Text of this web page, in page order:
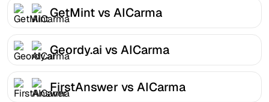
GetMint vs AICarma
Geordy.ai vs AICarma
FirstAnswer vs AICarma